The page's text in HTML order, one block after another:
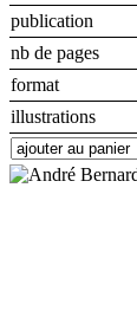
publication
nb de pages
format
illustrations